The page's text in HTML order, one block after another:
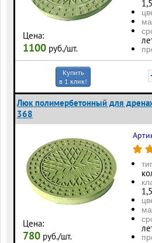
Цена:
1100 руб./шт.
Купить
в 1 клик!
Люк полимербетонный для
368
Цена:
780 руб./шт.